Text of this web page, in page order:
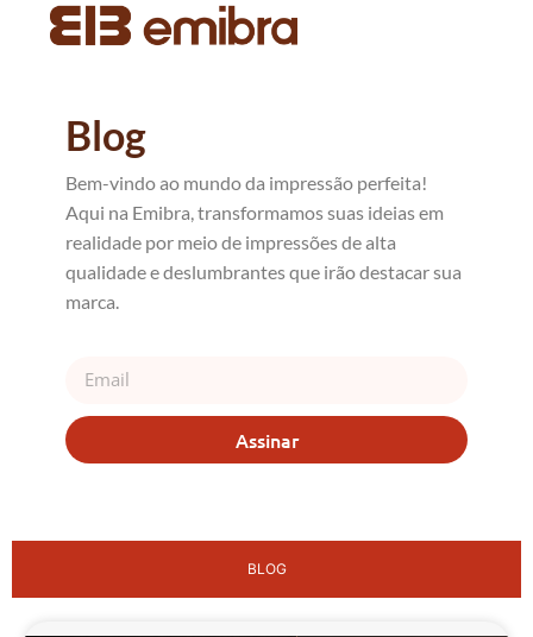
Blog
Bem-vindo ao mundo da impressão perfeita!
Aqui na Emibra, transformamos suas ideias em
realidade por meio de impressões de alta
qualidade e deslumbrantes que irão destacar sua
marca.
Assinar
BLOG